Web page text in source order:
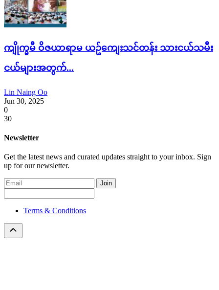
ကျိုက္ခမီ ဝိဇယာရာမ ယဥ်ကျေးသင်တန်း သားငယ်သမီး
ငယ်များအတွက်...
Lin Naing Oo
Jun 30, 2025
0
30
Newsletter
Get the latest news and curated updates straight to your inbox. Sign
up for our newsletter.
Join
Terms & Conditions